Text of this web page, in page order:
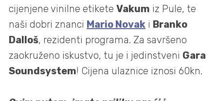
cijenjene vinilne etikete Vakum iz Pule, te
naši dobri znanci Mario Novak i Branko
Dalloš, rezidenti programa. Za savršeno
zaokruženo iskustvo, tu je i jedinstveni Gara
Soundsystem! Cijena ulaznice iznosi 60kn.